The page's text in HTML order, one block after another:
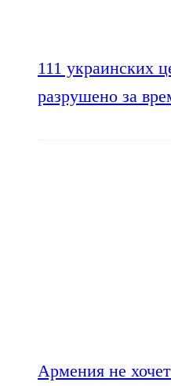
111 украинских
разрушено за
Армения не